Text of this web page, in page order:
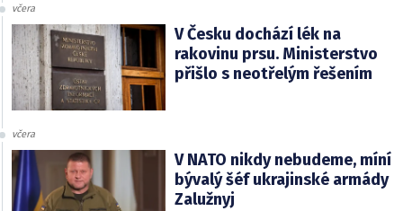
včera
V Česku dochází lék na
rakovinu prsu. Ministerstvo
přišlo s neotřelým řešením
včera
V NATO nikdy nebudeme, míní
bývalý šéf ukrajinské armády
Zalužnyj